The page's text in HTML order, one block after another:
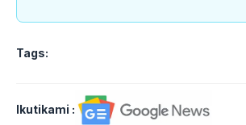
Tags:
Ikutikami :